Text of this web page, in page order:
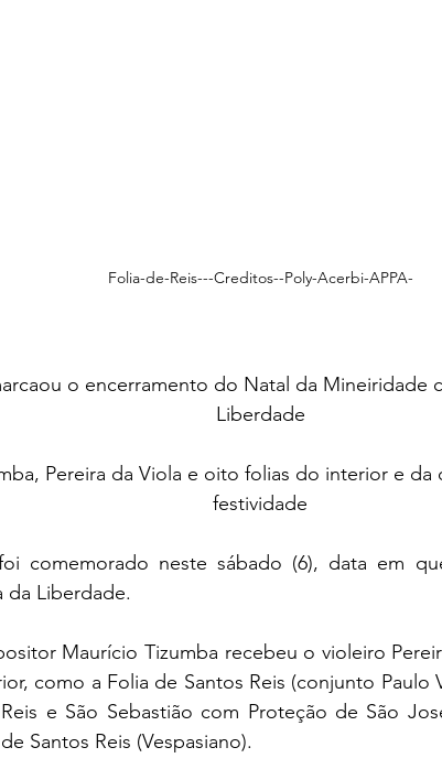
Folia-de-Reis---Creditos--Poly-Acerbi-APPA-
o encerramento do Natal da Mineiridade
Liberdade
Pereira da Viola e oito folias do interior e da
festividade
comemorado neste sábado (6), data em
da Liberdade.
Maurício Tizumba recebeu o violeiro
como a Folia de Santos Reis (conjunto Paulo
e São Sebastião com Proteção de São
Santos Reis (Vespasiano).